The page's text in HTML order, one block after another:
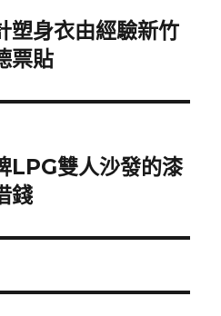
塑身衣由經驗新竹
票貼
LPG雙人沙發的漆
錢